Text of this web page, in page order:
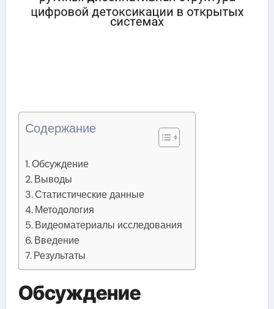
Содержание
Обсуждение
Выводы
Статистические данные
Методология
Видеоматериалы исследования
Введение
Результаты
Обсуждение